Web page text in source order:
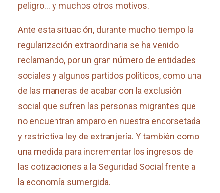
peligro… y muchos otros motivos.
Ante esta situación, durante mucho tiempo la
regularización extraordinaria se ha venido
reclamando, por un gran número de entidades
sociales y algunos partidos políticos, como una
de las maneras de acabar con la exclusión
social que sufren las personas migrantes que
no encuentran amparo en nuestra encorsetada
y restrictiva ley de extranjería. Y también como
una medida para incrementar los ingresos de
las cotizaciones a la Seguridad Social frente a
la economía sumergida.